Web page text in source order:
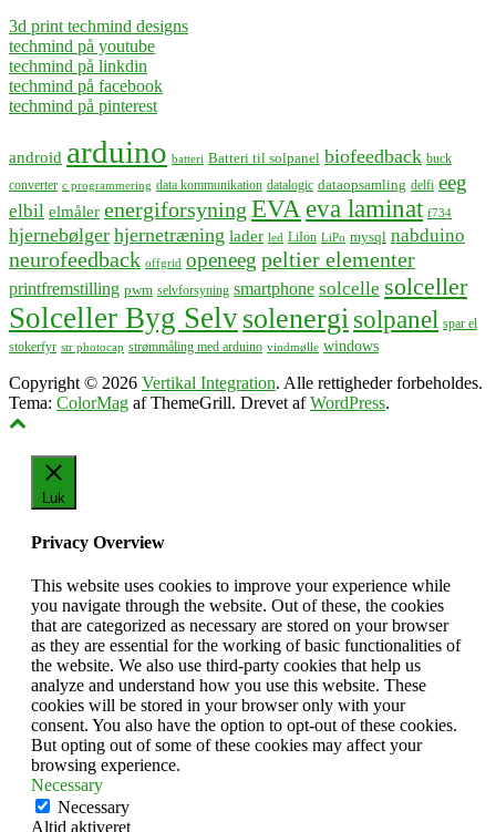
3d print techmind designs
techmind på youtube
techmind på linkdin
techmind på facebook
techmind på pinterest
android arduino batteri Batteri til solpanel biofeedback buck
converter c programmering data kommunikation datalogic dataopsamling delfi eeg
elbil elmåler energiforsyning EVA eva laminat f734
hjernebølger hjernetræning lader led LiIon LiPo mysql nabduino
neurofeedback offgrid openeeg peltier elementer
printfremstilling pwm selvforsyning smartphone solcelle solceller
Solceller Byg Selvsolenergisolpanel spar el
stokerfyr str photocap strømmåling med arduino vindmølle windows
Copyright © 2026 Vertikal Integration. Alle rettigheder forbeholdes.
Tema: ColorMag af ThemeGrill. Drevet afWordPress.
Luk
Privacy Overview
This website uses cookies to improve your experience while
you navigate through the website. Out of these, the cookies
that are categorized as necessary are stored on your browser
as they are essential for the working of basic functionalities of
the website. We also use third-party cookies that help us
analyze and understand how you use this website. These
cookies will be stored in your browser only with your
consent. You also have the option to opt-out of these cookies.
But opting out of some of these cookies may affect your
browsing experience.
Necessary
Necessary
Altid aktiveret